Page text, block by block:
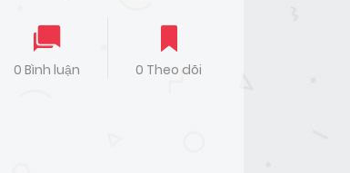
0 Bình luận 0 Theo dõi